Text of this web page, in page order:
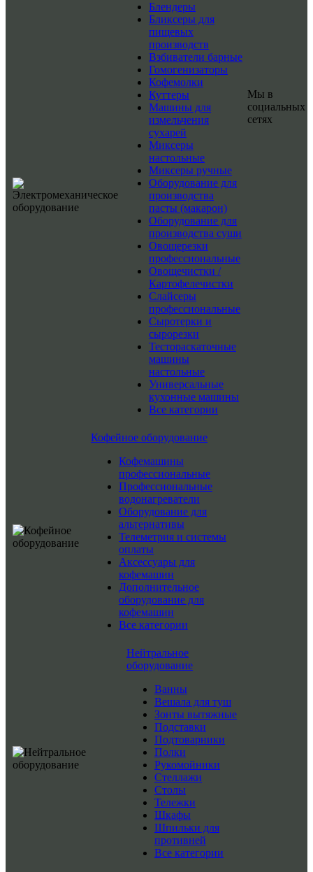
Блендеры
Бликсеры для
пищевых
производств
Взбиватели барные
Гомогенизаторы
Кофемолки
Куттеры
Машины для
измельчения
сухарей
Миксеры
настольные
Миксеры ручные
Оборудование для
производства
пасты (макарон)
Оборудование для
производства суши
Овощерезки
профессиональные
Овощечистки /
Картофелечистки
Слайсеры
профессиональные
Сыротерки и
сырорезки
Тестораскаточные
машины
настольные
Универсальные
кухонные машины
Все категории
Кофейное оборудование
Кофемашины
профессиональные
Профессиональные
водонагреватели
Оборудование для
альтернативы
Телеметрия и системы
оплаты
Аксессуары для
кофемашин
Дополнительное
оборудование для
кофемашин
Все категории
Нейтральное
оборудование
Ванны
Вешала для туш
Зонты вытяжные
Подставки
Подтоварники
Полки
Рукомойники
Стеллажи
Столы
Тележки
Шкафы
Шпильки для
противней
Все категории
Мы в
социальных
сетях